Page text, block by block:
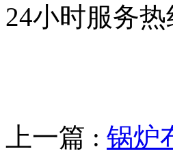
24小时服务热
上一篇 : 锅炉